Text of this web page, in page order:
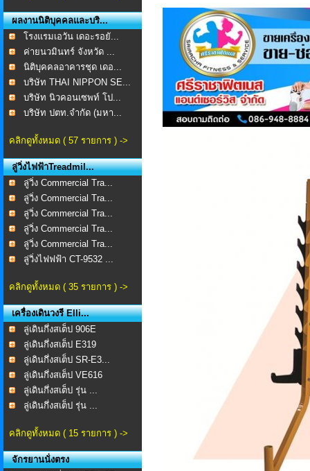
ผลงานนิติบุคคลและบริ...
โรงแรมเอวัน เดอะรอยั...
ค่ายนวมินทร์ จังหวัด ...
นิติบุคคลอาคารชุด เดอ...
บริษัท THAI NIPPON SE...
บริษัท นิวคอนเซพท์ โป...
บริษัท ปตท.จำกัด (มหา...
คลิกดูทั้งหมด ( 57 รายการ ) ->
ลู่วิ่งไฟฟ้าTreadmil...
ลู่วิ่ง Commercial Tra...
ลู่วิ่ง Commercial Tra...
ลู่วิ่ง Commercial Tra...
ลู่วิ่ง Commercial Tra...
ลู่วิ่ง Commercial Tra...
ลู่วิ่งไฟฟฟ้า CT-9532 ...
คลิกดูทั้งหมด ( 35 รายการ ) ->
เครื่องเดินวงรี Elli...
ลู่เดินกึ่งสเต็ป 906E
ลู่เดินกึ่งสเต็ป E319
ลู่เดินกึ่งสเต็ป SR-E3...
ลู่เดินกึ่งสเต็ป VE616
ลู่เดินกึ่งสเต็ป รุ่น ...
ลู่เดินกึ่งสเต็ป รุ่น ...
คลิกดูทั้งหมด ( 15 รายการ ) ->
จักรยานนั่งตรง